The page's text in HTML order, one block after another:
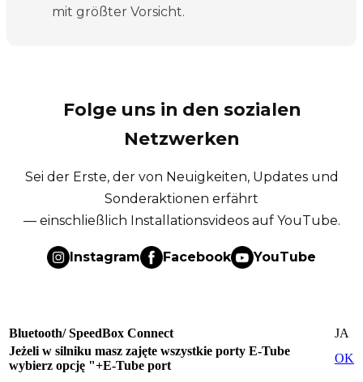
mit größter Vorsicht.
Folge uns in den sozialen
Netzwerken
Sei der Erste, der von Neuigkeiten, Updates und
Sonderaktionen erfährt
— einschließlich Installationsvideos auf YouTube.
Instagram Facebook YouTube
Bluetooth/ SpeedBox Connect
JA
Jeżeli w silniku masz zajęte wszystkie porty E-Tube
wybierz opcję "+E-Tube port
OK